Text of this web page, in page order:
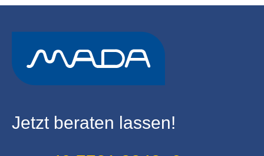
Jetzt beraten lassen!
+49 7721 8848 -0